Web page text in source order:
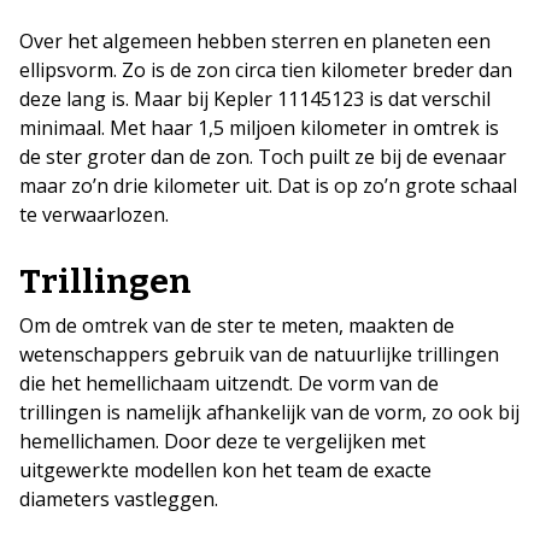
Over het algemeen hebben sterren en planeten een
ellipsvorm. Zo is de zon circa tien kilometer breder dan
deze lang is. Maar bij Kepler 11145123 is dat verschil
minimaal. Met haar 1,5 miljoen kilometer in omtrek is
de ster groter dan de zon. Toch puilt ze bij de evenaar
maar zo’n drie kilometer uit. Dat is op zo’n grote schaal
te verwaarlozen.
Trillingen
Om de omtrek van de ster te meten, maakten de
wetenschappers gebruik van de natuurlijke trillingen
die het hemellichaam uitzendt. De vorm van de
trillingen is namelijk afhankelijk van de vorm, zo ook bij
hemellichamen. Door deze te vergelijken met
uitgewerkte modellen kon het team de exacte
diameters vastleggen.